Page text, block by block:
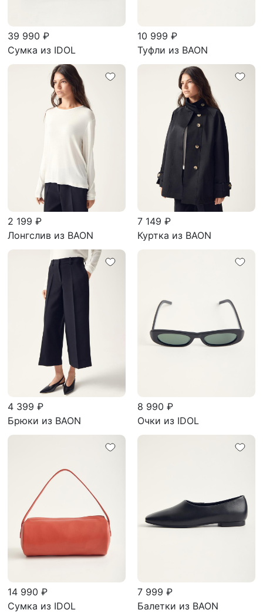
39 990 ₽
Сумка из IDOL
10 999 ₽
Туфли из BAON
2 199 ₽
Лонгслив из BAON
7 149 ₽
Куртка из BAON
4 399 ₽
Брюки из BAON
8 990 ₽
Очки из IDOL
14 990 ₽
Сумка из IDOL
7 999 ₽
Балетки из BAON